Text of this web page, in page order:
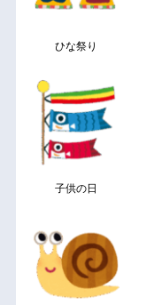
ひな祭り
子供の日